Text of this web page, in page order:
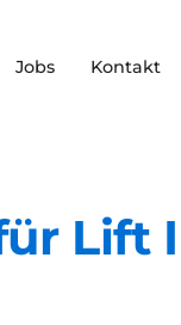
Jobs Kontakt
Lift